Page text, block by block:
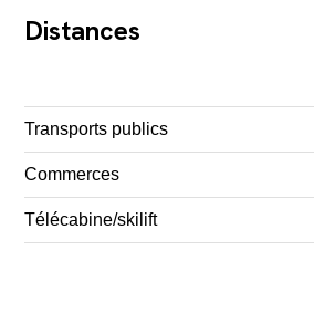
Distances
Transports publics
Commerces
Télécabine/skilift